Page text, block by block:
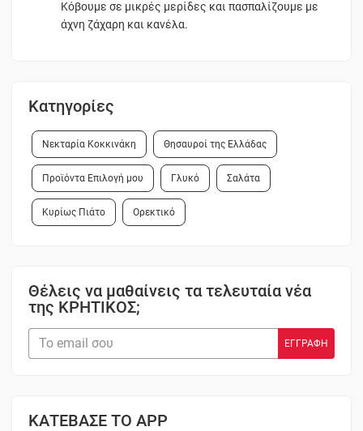
Κόβουμε σε μικρές μερίδες και πασπαλίζουμε με
άχνη ζάχαρη και κανέλα.
Κατηγορίες
Νεκταρία Κοκκινάκη Θησαυροί της Ελλάδας
Προϊόντα Επιλογή μου Γλυκό Σαλάτα
Κυρίως Πιάτο Ορεκτικό
Θέλεις να μαθαίνεις τα τελευταία νέα
της ΚΡΗΤΙΚΟΣ;
ΚΑΤΕΒΑΣΕ ΤΟ APP